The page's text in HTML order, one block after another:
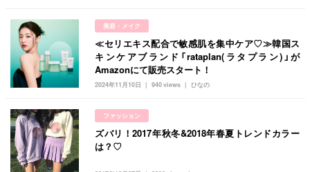
美容・メイク
2024年11月10日 ひなの
940 views
≪セリエキス配合で敏感肌を集中ケア♡≫韓国ス
キンケアブランド「rataplan(ラタプラン)」が
Amazonにて販売スタート！
ファッション
ズバリ！2017年秋冬&2018年春夏トレンドカラー
は？♡